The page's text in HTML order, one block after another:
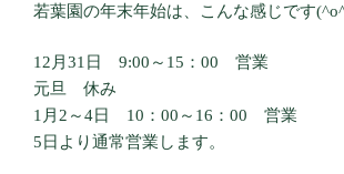
若葉園の年末年始は、こんな感じです
12月31日 9:00～15：00 営業
元旦 休み
1月2～4日 10：00～16：00 営業
5日より通常営業します。